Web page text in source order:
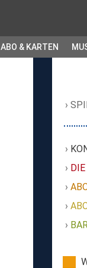
ABO & KARTEN
DIE